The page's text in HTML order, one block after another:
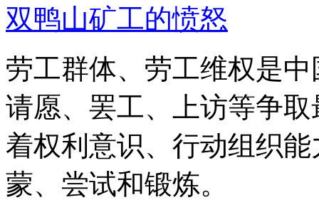
双鸭山矿工的愤怒
劳工群体、劳工维权是
请愿、罢工、上访等争
着权利意识、行动组织
蒙、尝试和锻炼。